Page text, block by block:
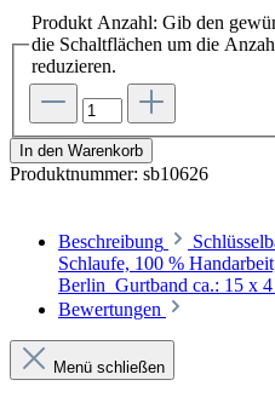
Produkt Anzahl: Gib den
die Schaltflächen um die
reduzieren.
In den Warenkorb
Produktnummer: sb10626
Beschreibung
Schlaufe, 100 %
Berlin Gurtband ca.: 15 x
Bewertungen
Menü schließen